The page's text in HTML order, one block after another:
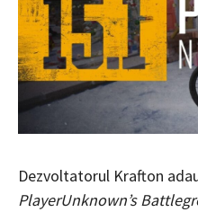
Dezvoltatorul Krafton
PlayerUnknown’s